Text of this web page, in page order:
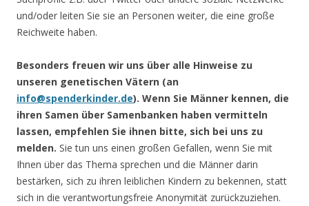
und/oder leiten Sie sie an Personen weiter, die eine große
Reichweite haben.
Besonders freuen wir uns über alle Hinweise zu
unseren genetischen Vätern (an
info@spenderkinder.de). Wenn Sie Männer kennen, die
ihren Samen über Samenbanken haben vermitteln
lassen, empfehlen Sie ihnen bitte, sich bei uns zu
melden. Sie tun uns einen großen Gefallen, wenn Sie mit
Ihnen über das Thema sprechen und die Männer darin
bestärken, sich zu ihren leiblichen Kindern zu bekennen, statt
sich in die verantwortungsfreie Anonymität zurückzuziehen.